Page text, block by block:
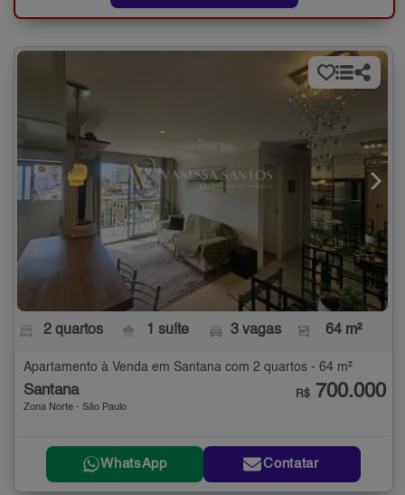
2 quartos 1 suíte 3 vagas 64 m²
Apartamento à Venda em Santana com 2 quartos - 64 m²
Santana
Zona Norte - São Paulo
R$ 700.000
WhatsApp Contatar